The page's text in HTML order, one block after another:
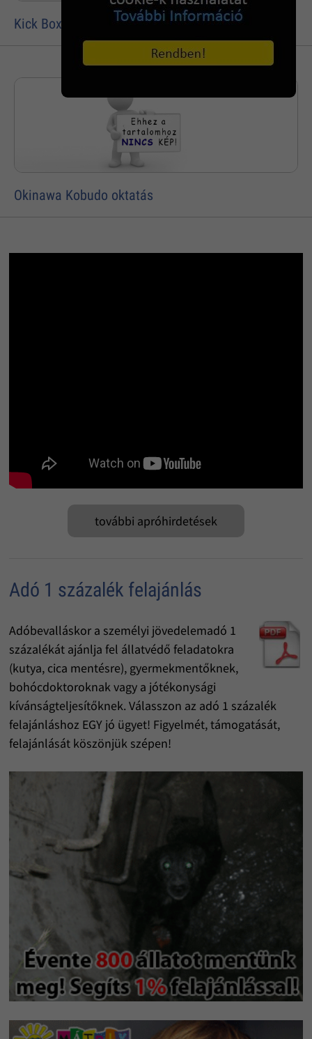
Kick Box és Thai Box edzések
Okinawa Kobudo oktatás
további apróhirdetések
Adó 1 százalék felajánlás
Adóbevalláskor a személyi jövedelemadó 1
százalékát ajánlja fel állatvédő feladatokra
(kutya, cica mentésre), gyermekmentőknek,
bohócdoktoroknak vagy a jótékonysági
kívánságteljesítőknek. Válasszon az adó 1 százalék
felajánláshoz EGY jó ügyet! Figyelmét, támogatását,
felajánlását köszönjük szépen!